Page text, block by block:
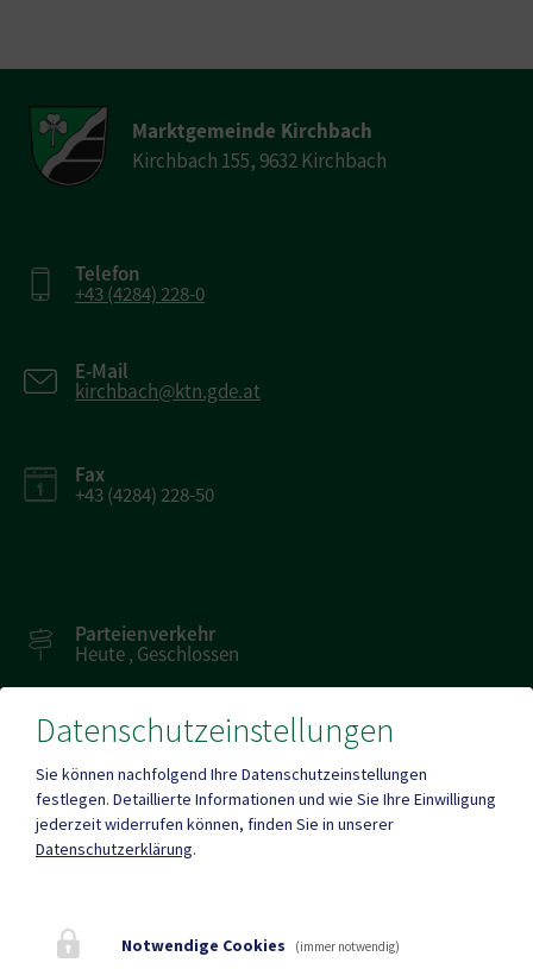
Marktgemeinde Kirchbach
Kirchbach 155, 9632 Kirchbach
Telefon
+43 (4284) 228-0
E-Mail
kirchbach@ktn.gde.at
Fax
+43 (4284) 228-50
Parteienverkehr
Heute , Geschlossen
Amtsstunden
Mehr
Quicklinks
Datenschutzeinstellungen
Sie können nachfolgend Ihre Datenschutzeinstellungen
festlegen. Detaillierte Informationen und wie Sie Ihre Einwilligung
jederzeit widerrufen können, finden Sie in unserer
Datenschutzerklärung.
Notwendige Cookies (immer notwendig)